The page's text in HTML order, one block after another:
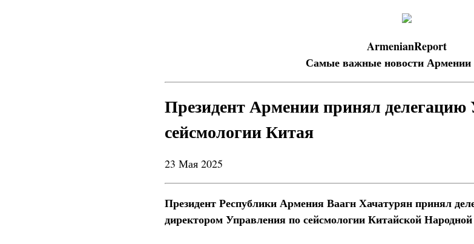
ArmenianReport
Самые важные новости
Президент Армении принял делегацию
сейсмологии Китая
23 Мая 2025
Президент Республики Армения Ваагн Хачатурян принял
директором Управления по сейсмологии Китайской